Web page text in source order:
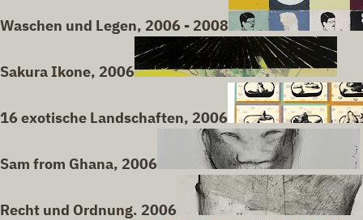
Waschen und Legen, 2006 - 2008
Sakura Ikone, 2006
16 exotische Landschaften, 2006
Sam from Ghana, 2006
Recht und Ordnung. 2006